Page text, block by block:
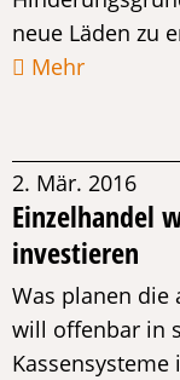
neue Läden zu
Mehr
2. Mär. 2016
Einzelhandel
investieren
Was planen die
will offenbar in